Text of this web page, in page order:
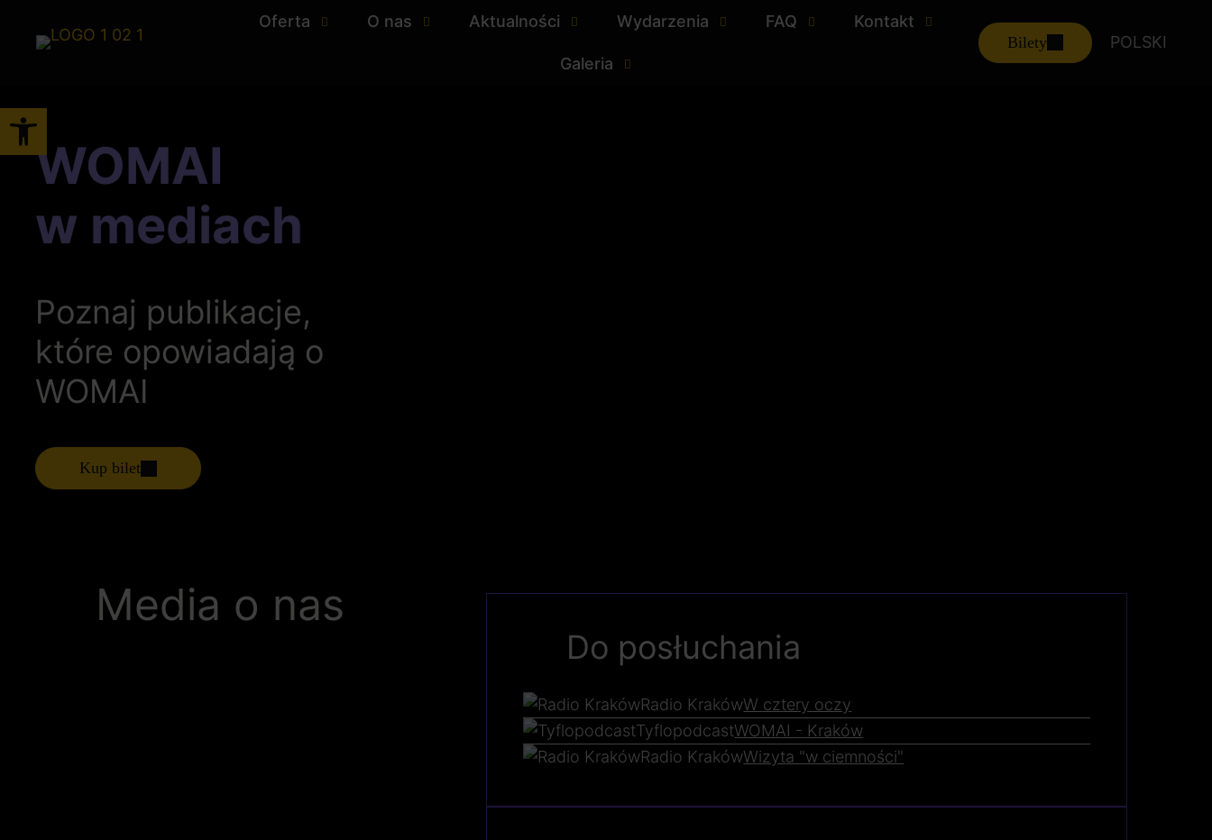
Oferta O nas Aktualności Wydarzenia FAQ Kontakt
Galeria
Bilety POLSKI
WOMAI
w mediach
Poznaj publikacje,
które opowiadają o
WOMAI
Kup bilet
Media o nas
Do posłuchania
Radio KrakówW cztery oczy
TyflopodcastWOMAI - Kraków
Radio KrakówWizyta "w ciemności"
Otwórz pasek narzędzi